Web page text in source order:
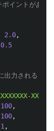
イントがあれ
2.0,
0.5
出力される
-XXXX
100,
100,
1 ,